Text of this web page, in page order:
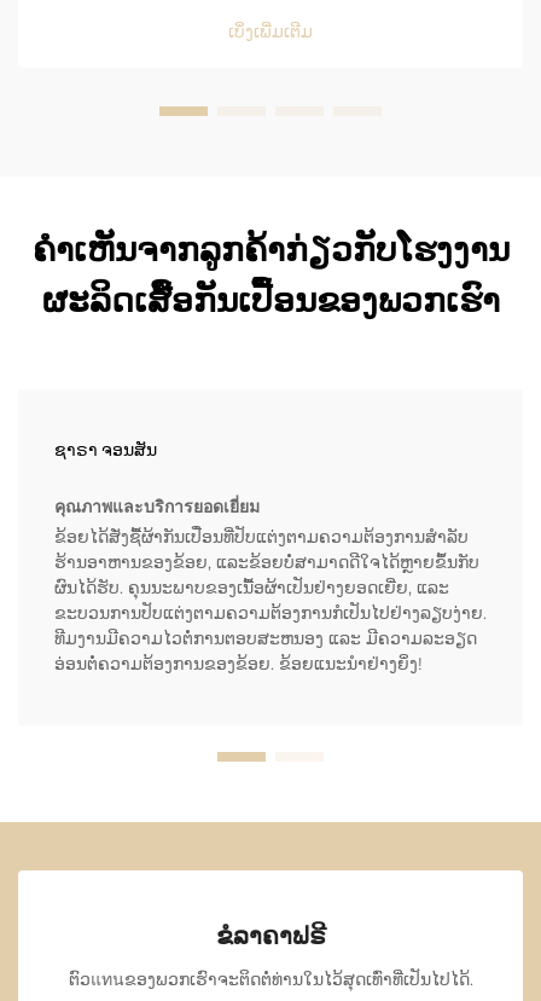
ຍັງເຮັດໃຫ້ໃຊ້ງ່າຍໃນສະພາບແວດລ້ອມທີ່ເຕັມໄປດ້ວຍຄວາມເຄັ່ງຕຶງ
ຂອງຄິດເຊີນ...
ເບິ່ງເພີ່ມເຕີມ
ຄຳເຫັນຈາກລູກຄ້າກ່ຽວກັບໂຮງງານ
ຜະລິດເສື້ອກັນເປື້ອນຂອງພວກເຮົາ
ຊາຣາ ຈອນສັນ
คุณภาพและบริการยอดเยี่ยม
ຂ້ອຍໄດ້ສັ່ງຊື້ຜ້າກັນເປື່ອນທີ່ປັບແຕ່ງຕາມຄວາມຕ້ອງການສຳລັບ
ຮ້ານອາຫານຂອງຂ້ອຍ, ແລະຂ້ອຍບໍ່ສາມາດດີໃຈໄດ້ຫຼາຍຂຶ້ນກັບ
ຜົນໄດ້ຮັບ. ຄຸນນະພາບຂອງເນື້ອຜ້າເປັນຢ່າງຍອດເຍີ່ຍ, ແລະ
ຂະບວນການປັບແຕ່ງຕາມຄວາມຕ້ອງການກໍເປັນໄປຢ່າງລຽບງ່າຍ.
ທີມງານມີຄວາມໄວຕໍ່ການຕອບສະຫນອງ ແລະ ມີຄວາມລະອຽດ
ອ່ອນຕໍ່ຄວາມຕ້ອງການຂອງຂ້ອຍ. ຂ້ອຍແນະນຳຢ່າງຍິ່ງ!
ຂໍລາຄາຟຣີ
ຕົວแทนຂອງພວກເຮົາຈະຕິດຕໍ່ທ່ານໃນໄວ້ສຸດເທົ່າທີ່ເປັນໄປໄດ້.